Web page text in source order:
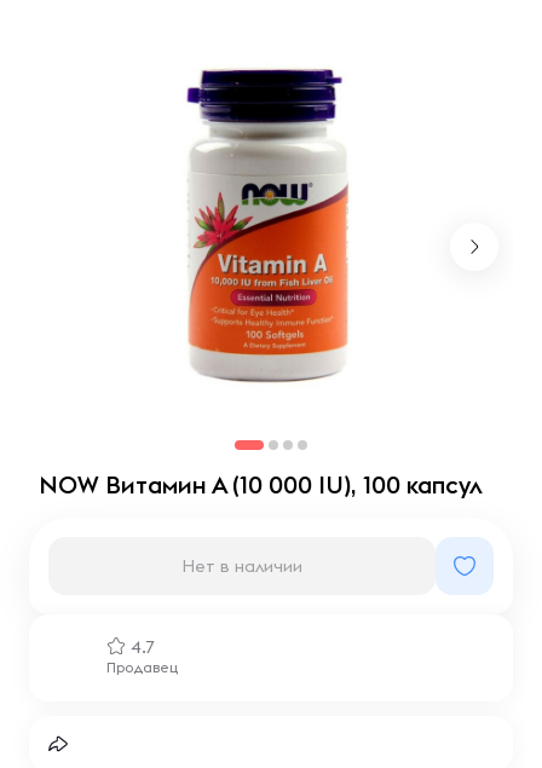
NOW Витамин А (10 000 IU), 100 капсул
4.7
Продавец
Нет в наличии